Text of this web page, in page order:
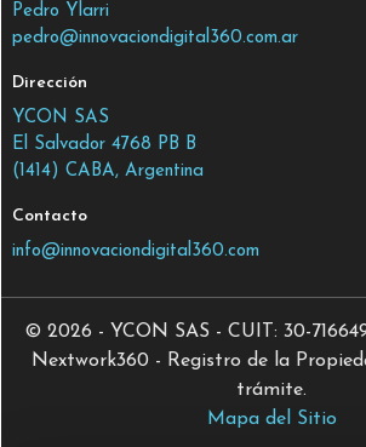
Pedro Ylarri
pedro@innovaciondigital360.com.ar
Dirección
YCON SAS
El Salvador 4768 PB B
(1414) CABA, Argentina
Contacto
info@innovaciondigital360.com
© 2026 - YCON SAS - CUIT: 30-
Nextwork360 - Registro de la
trámite.
Mapa del Sitio